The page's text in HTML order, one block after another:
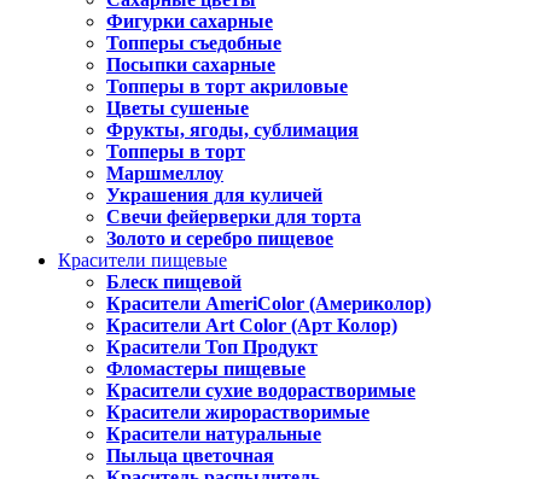
Фигурки сахарные
Топперы съедобные
Посыпки сахарные
Топперы в торт акриловые
Цветы сушеные
Фрукты, ягоды, сублимация
Топперы в торт
Маршмеллоу
Украшения для куличей
Свечи фейерверки для торта
Золото и серебро пищевое
Красители пищевые
Блеск пищевой
Красители AmeriColor (Америколор)
Красители Art Color (Арт Колор)
Красители Топ Продукт
Фломастеры пищевые
Красители сухие водорастворимые
Красители жирорастворимые
Красители натуральные
Пыльца цветочная